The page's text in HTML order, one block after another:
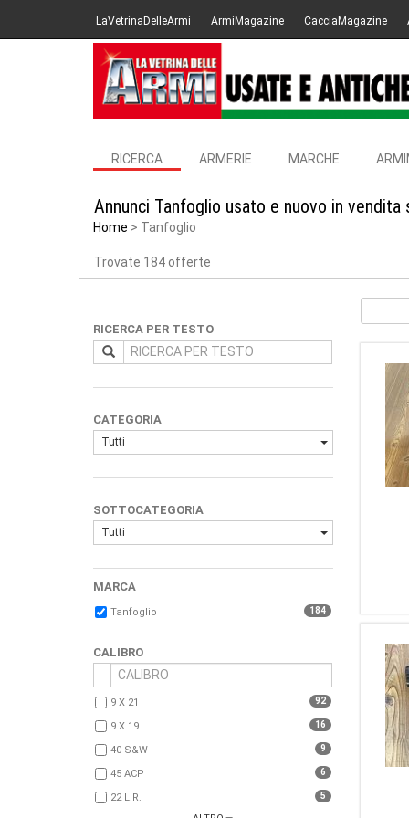
LaVetrinaDelleArmi ArmiMagazine CacciaMagazine
RICERCA ARMERIE MARCHE
Annunci Tanfoglio usato e nuovo in vendita
Home Tanfoglio
Trovate 184 offerte
RICERCA PER TESTO
CATEGORIA
Tutti
SOTTOCATEGORIA
Tutti
MARCA
Tanfoglio 184
CALIBRO
9 X 21 92
9 X 19 16
40 S&W 9
45 ACP 6
22 L.r. 5